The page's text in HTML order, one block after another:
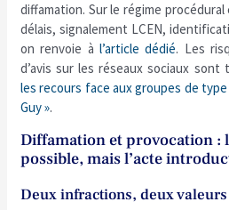
diffamation. Sur le régime
délais, signalement LCEN,
on renvoie àl’article dédié. Les
d’avis sur les réseaux sociaux sont
les recours face aux groupes de type
Guy ».
Diffamation et provocation :
possible, mais l’acte
Deux infractions, deux